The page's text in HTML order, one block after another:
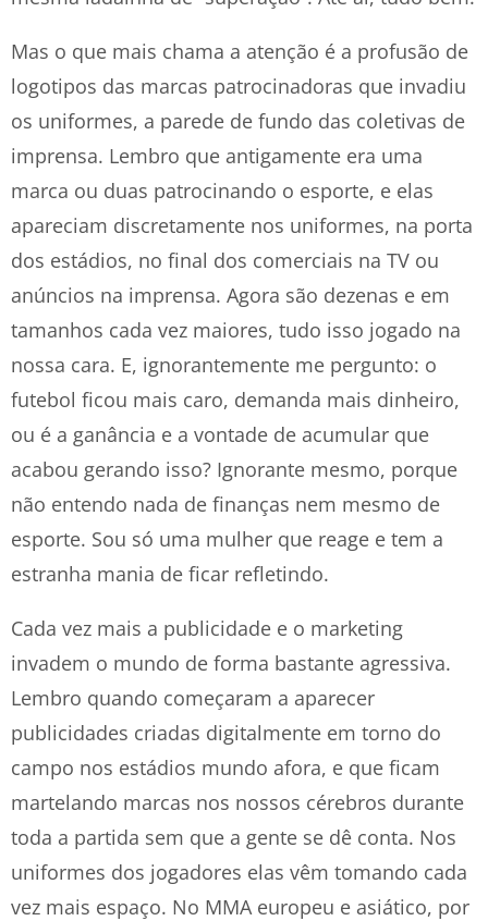
Mas o que mais chama a atenção é a profusão de
logotipos das marcas patrocinadoras que invadiu
os uniformes, a parede de fundo das coletivas de
imprensa. Lembro que antigamente era uma
marca ou duas patrocinando o esporte, e elas
apareciam discretamente nos uniformes, na porta
dos estádios, no final dos comerciais na TV ou
anúncios na imprensa. Agora são dezenas e em
tamanhos cada vez maiores, tudo isso jogado na
nossa cara. E, ignorantemente me pergunto: o
futebol ficou mais caro, demanda mais dinheiro,
ou é a ganância e a vontade de acumular que
acabou gerando isso? Ignorante mesmo, porque
não entendo nada de finanças nem mesmo de
esporte. Sou só uma mulher que reage e tem a
estranha mania de ficar refletindo.
Cada vez mais a publicidade e o marketing
invadem o mundo de forma bastante agressiva.
Lembro quando começaram a aparecer
publicidades criadas digitalmente em torno do
campo nos estádios mundo afora, e que ficam
martelando marcas nos nossos cérebros durante
toda a partida sem que a gente se dê conta. Nos
uniformes dos jogadores elas vêm tomando cada
vez mais espaço. No MMA europeu e asiático, por